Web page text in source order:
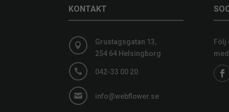
KONTAKT

Grustagsgatan 13,
254 64 Helsingborg
 042-33 00 20
 info@webflower.se
Följ